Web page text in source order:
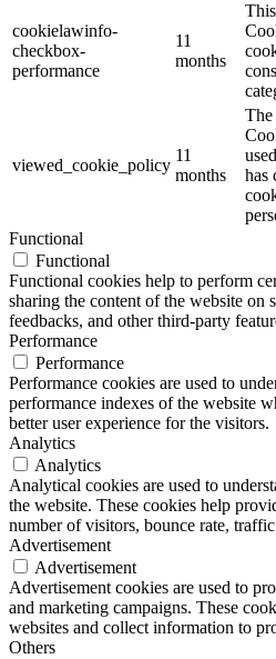
cookielawinfo-
checkbox-
performance
11
months
viewed_cookie_policy
11
months
The
has
Functional
Functional
Functional cookies help to perform
sharing the content of the website on
feedbacks, and other third-party
Performance
Performance
Performance cookies are used to
performance indexes of the website
better user experience for the visitors.
Analytics
Analytics
Analytical cookies are used to
the website. These cookies help
number of visitors, bounce rate,
Advertisement
Advertisement
Advertisement cookies are used to
and marketing campaigns. These
websites and collect information to
Others